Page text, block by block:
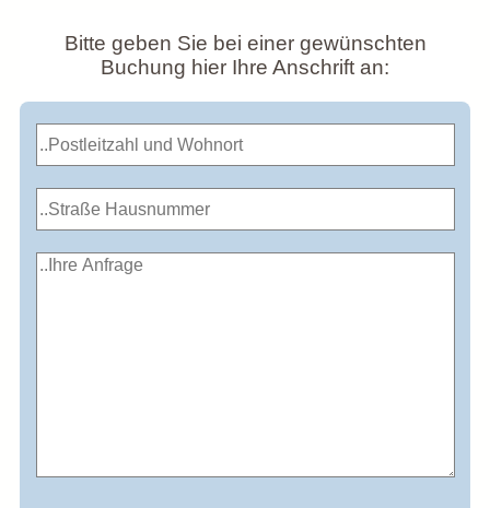
Bitte geben Sie bei einer gewünschten
Buchung hier Ihre Anschrift an: